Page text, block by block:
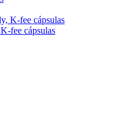
fee cápsulas